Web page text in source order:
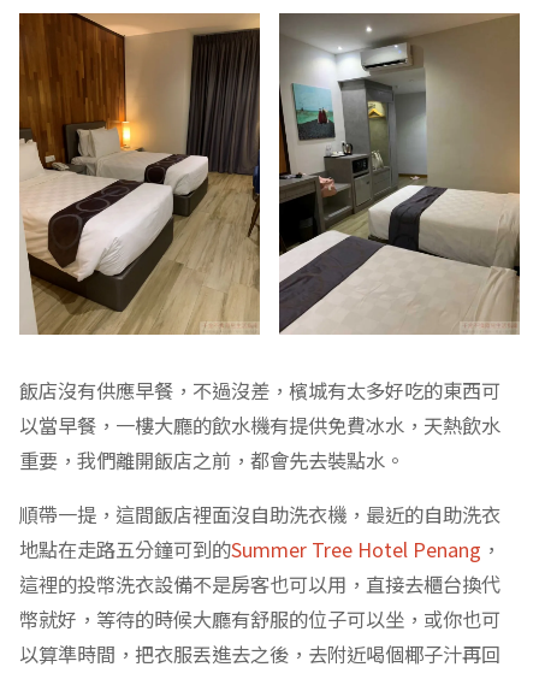
飯店沒有供應早餐，不過沒差，檳城有太多好吃的東西可
以當早餐，一樓大廳的飲水機有提供免費冰水，天熱飲水
重要，我們離開飯店之前，都會先去裝點水。
順帶一提，這間飯店裡面沒自助洗衣機，最近的自助洗衣
地點在走路五分鐘可到的Summer Tree Hotel Penang ，
這裡的投幣洗衣設備不是房客也可以用，直接去櫃台換代
幣就好，等待的時候大廳有舒服的位子可以坐，或你也可
以算準時間，把衣服丟進去之後，去附近喝個椰子汁再回